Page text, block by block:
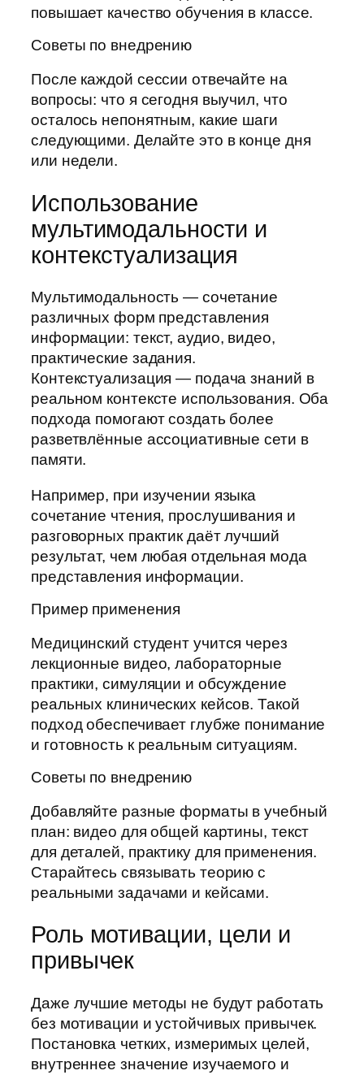
повышает качество обучения в классе.
Советы по внедрению
После каждой сессии отвечайте на
вопросы: что я сегодня выучил, что
осталось непонятным, какие шаги
следующими. Делайте это в конце дня
или недели.
Использование
мультимодальности и
контекстуализация
Мультимодальность — сочетание
различных форм представления
информации: текст, аудио, видео,
практические задания.
Контекстуализация — подача знаний в
реальном контексте использования. Оба
подхода помогают создать более
разветвлённые ассоциативные сети в
памяти.
Например, при изучении языка
сочетание чтения, прослушивания и
разговорных практик даёт лучший
результат, чем любая отдельная мода
представления информации.
Пример применения
Медицинский студент учится через
лекционные видео, лабораторные
практики, симуляции и обсуждение
реальных клинических кейсов. Такой
подход обеспечивает глубже понимание
и готовность к реальным ситуациям.
Советы по внедрению
Добавляйте разные форматы в учебный
план: видео для общей картины, текст
для деталей, практику для применения.
Старайтесь связывать теорию с
реальными задачами и кейсами.
Роль мотивации, цели и
привычек
Даже лучшие методы не будут работать
без мотивации и устойчивых привычек.
Постановка четких, измеримых целей,
внутреннее значение изучаемого и